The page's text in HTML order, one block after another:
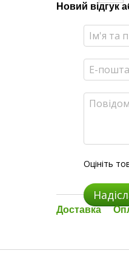
Новий відгук
Оцініть
Доставка